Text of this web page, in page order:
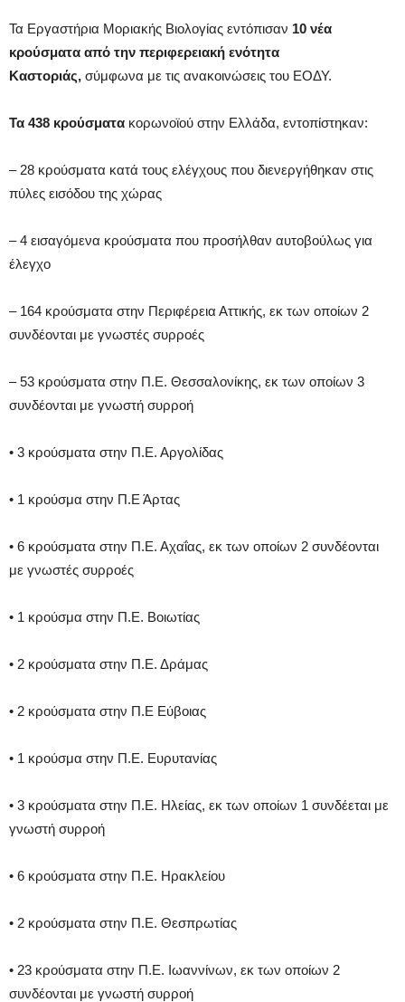
Τα Εργαστήρια Μοριακής Βιολογίας εντόπισαν 10 νέα
κρούσματα από την περιφερειακή ενότητα
Καστοριάς, σύμφωνα με τις ανακοινώσεις του ΕΟΔΥ.
Τα 438 κρούσματα κορωνοϊού στην Ελλάδα, εντοπίστηκαν:
– 28 κρούσματα κατά τους ελέγχους που διενεργήθηκαν στις
πύλες εισόδου της χώρας
– 4 εισαγόμενα κρούσματα που προσήλθαν αυτοβούλως για
έλεγχο
– 164 κρούσματα στην Περιφέρεια Αττικής, εκ των οποίων 2
συνδέονται με γνωστές συρροές
– 53 κρούσματα στην Π.Ε. Θεσσαλονίκης, εκ των οποίων 3
συνδέονται με γνωστή συρροή
• 3 κρούσματα στην Π.Ε. Αργολίδας
• 1 κρούσμα στην Π.Ε Άρτας
• 6 κρούσματα στην Π.Ε. Αχαΐας, εκ των οποίων 2 συνδέονται
με γνωστές συρροές
• 1 κρούσμα στην Π.Ε. Βοιωτίας
• 2 κρούσματα στην Π.Ε. Δράμας
• 2 κρούσματα στην Π.Ε Εύβοιας
• 1 κρούσμα στην Π.Ε. Ευρυτανίας
• 3 κρούσματα στην Π.Ε. Ηλείας, εκ των οποίων 1 συνδέεται με
γνωστή συρροή
• 6 κρούσματα στην Π.Ε. Ηρακλείου
• 2 κρούσματα στην Π.Ε. Θεσπρωτίας
• 23 κρούσματα στην Π.Ε. Ιωαννίνων, εκ των οποίων 2
συνδέονται με γνωστή συρροή